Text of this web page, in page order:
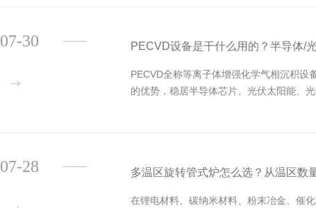
PECVD设备是干什么用的？半导体/
PECVD全称等离子体增强化学气相沉积
的优势，稳居半导体芯片、光伏太阳能、
07-30
多温区旋转管式炉怎么选？从温区数
在锂电材料、碳纳米材料、粉末冶金、催
07-28